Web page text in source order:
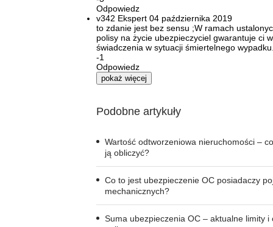
Odpowiedz
v342 Ekspert 04 października 2019
to zdanie jest bez sensu ;W ramach
polisy na życie ubezpieczyciel gwarantuje ci
świadczenia w sytuacji śmiertelnego
-1
Odpowiedz
pokaż więcej
Podobne artykuły
Wartość odtworzeniowa nieruchomości –
ją obliczyć?
Co to jest ubezpieczenie OC posiadaczy
mechanicznych?
Suma ubezpieczenia OC – aktualne limity i